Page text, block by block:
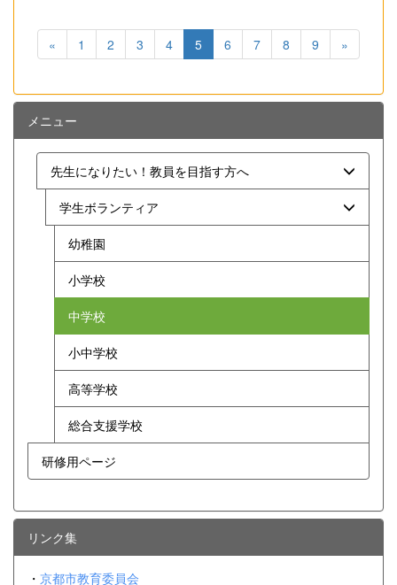
« 1 2 3 4 5 6 7 8 9 »
メニュー
先生になりたい！教員を目指す方へ
学生ボランティア
幼稚園
小学校
中学校
小中学校
高等学校
総合支援学校
研修用ページ
リンク集
・ 京都市教育委員会